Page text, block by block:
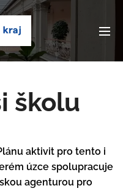
školu
aktivit pro tento i
úzce spolupracuje
agenturou pro